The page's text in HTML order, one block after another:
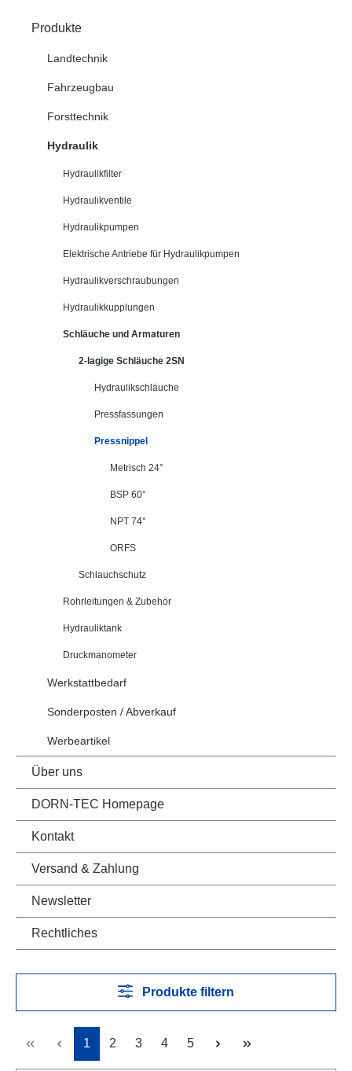
Produkte
Landtechnik
Fahrzeugbau
Forsttechnik
Hydraulik
Hydraulikfilter
Hydraulikventile
Hydraulikpumpen
Elektrische Antriebe für Hydraulikpumpen
Hydraulikverschraubungen
Hydraulikkupplungen
Schläuche und Armaturen
2-lagige Schläuche 2SN
Hydraulikschläuche
Pressfassungen
Pressnippel
Metrisch 24°
BSP 60°
NPT 74°
ORFS
Schlauchschutz
Rohrleitungen & Zubehör
Hydrauliktank
Druckmanometer
Werkstattbedarf
Sonderposten / Abverkauf
Werbeartikel
Über uns
DORN-TEC Homepage
Kontakt
Versand & Zahlung
Newsletter
Rechtliches
Produkte filtern
Seite
1 Seite
2 Seite
3 Seite
4 Seite
5